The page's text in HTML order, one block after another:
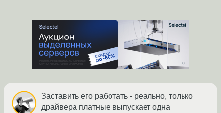
Заставить его работать - реально, только
драйвера платные выпускает одна